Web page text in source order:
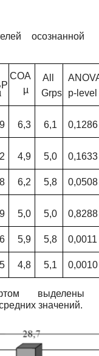
осознанной
СОА
µ
All
Grps
p-level
6,3 6,1 0,1286
4,9 5,0 0,1633
6,2 5,8 0,0508
5,0 5,0 0,8288
5,9 5,8 0,0011
4,8 5,1 0,0010
выделены
значений.